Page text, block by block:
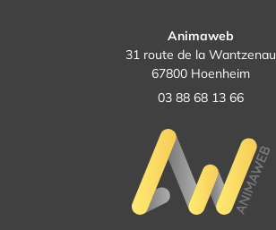
Animaweb
31 route de la Wantzenau
67800 Hoenheim
03 88 68 13 66